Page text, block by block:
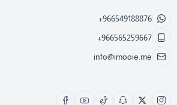
+966549188876
+966565259667
info@imooie.me